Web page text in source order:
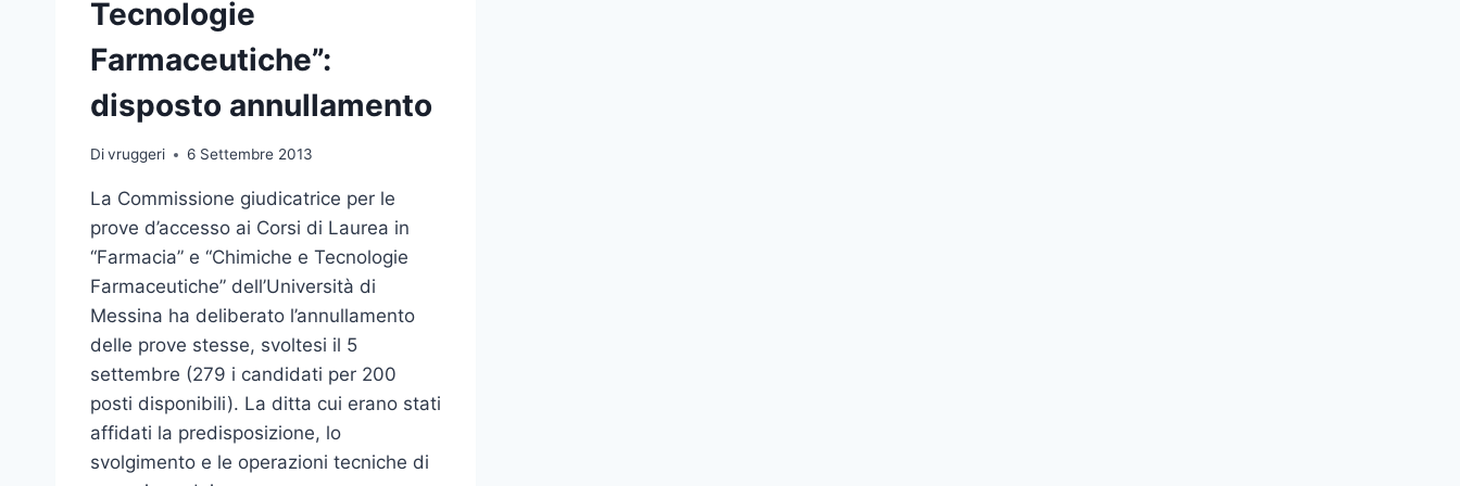
Tecnologie
Farmaceutiche”:
disposto annullamento
Divruggeri 6 Settembre 2013
La Commissione giudicatrice per le
prove d’accesso ai Corsi di Laurea in
“Farmacia” e “Chimiche e Tecnologie
Farmaceutiche” dell’Università di
Messina ha deliberato l’annullamento
delle prove stesse, svoltesi il 5
settembre (279 i candidati per 200
posti disponibili). La ditta cui erano stati
affidati la predisposizione, lo
svolgimento e le operazioni tecniche di